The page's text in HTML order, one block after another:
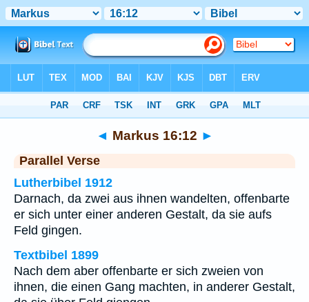
◄ Markus 16:12 ►
Parallel Verse
Lutherbibel 1912
Darnach, da zwei aus ihnen wandelten, offenbarte
er sich unter einer anderen Gestalt, da sie aufs
Feld gingen.
Textbibel 1899
Nach dem aber offenbarte er sich zweien von
ihnen, die einen Gang machten, in anderer Gestalt,